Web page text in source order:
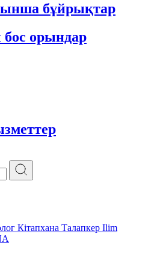
бұйрықтар
орындар
Кітапхана Талапкер Ilim